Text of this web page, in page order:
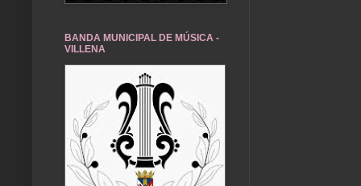
BANDA MUNICIPAL DE MÚSICA -
VILLENA